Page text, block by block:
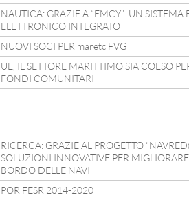
NAUTICA: GRAZIE A “EMCY” UN SISTEMA
ELETTRONICO INTEGRATO
NUOVI SOCI PER maretc FVG
UE, IL SETTORE MARITTIMO SIA COESO
FONDI COMUNITARI
RICERCA: GRAZIE AL PROGETTO
SOLUZIONI INNOVATIVE PER
BORDO DELLE NAVI
POR FESR 2014-2020